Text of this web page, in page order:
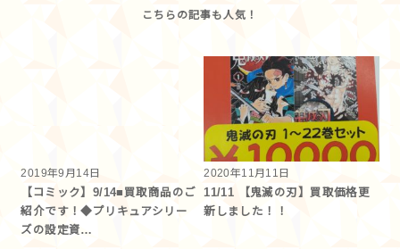
2019年9月14日
【コミック】9/14■買取商品のご
紹介です！◆プリキュアシリー
ズの設定資…
2020年11月11日
11/11 【鬼滅の刃】買取価格更
新しました！！